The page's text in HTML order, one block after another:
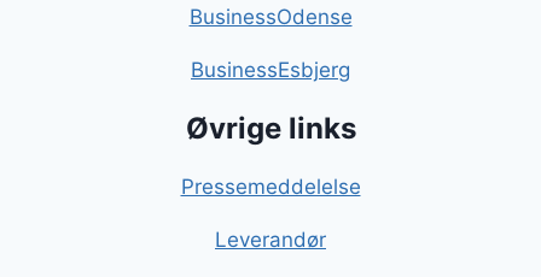
BusinessOdense
BusinessEsbjerg
Øvrige links
Pressemeddelelse
Leverandør